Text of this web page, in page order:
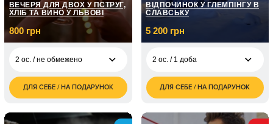
ВЕЧЕРЯ ДЛЯ ДВОХ У ПСТРУГ,
ХЛІБ ТА ВИНО У ЛЬВОВІ
800 грн
2 ос. / не обмежено
800
грн
3 ос. / не обмежено
1 200
ДЛЯ СЕБЕ / НА ПОДАРУНОК
ВІДПОЧИНОК У ГЛЕМПІНГУ В
СЛАВСЬКУ
5 200 грн
2 ос. / 1 доба
5 200
грн
2 ос. / 2 доби
10 400
ДЛЯ СЕБЕ / НА ПОДАРУНОК